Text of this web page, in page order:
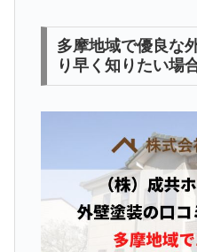
多摩地域で優良な
り早く知りたい場